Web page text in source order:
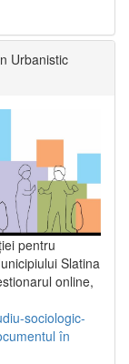
Urbanistic
pentru
Slatina
online,
sociologic-
în